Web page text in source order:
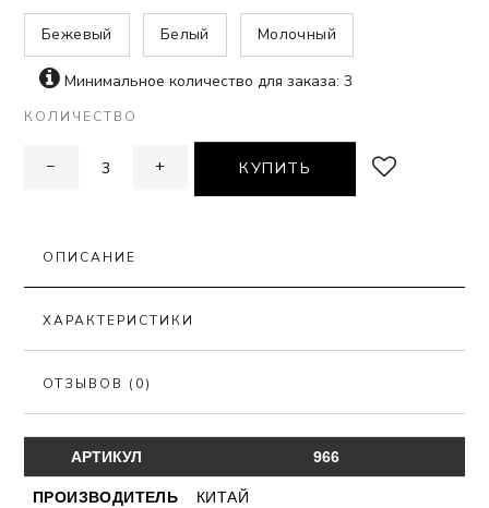
Бежевый Белый Молочный
Минимальное количество для заказа: 3
КОЛИЧЕСТВО
− + КУПИТЬ
ОПИСАНИЕ
ХАРАКТЕРИСТИКИ
ОТЗЫВОВ (0)
АРТИКУЛ 966
ПРОИЗВОДИТЕЛЬ КИТАЙ